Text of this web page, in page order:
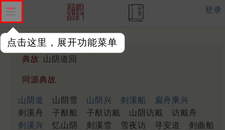
点击这里，展开功能菜单
登录
典故 山阴道回
同源典故
山阴道 山阴雪 山阴兴 剡溪船
扁舟乘兴
剡溪舟
子猷船 子猷访戴 山阴访戴
访戴舟
剡溪兴
忆山阴 剡溪雪 雪夜访 寻安道
剡曲船